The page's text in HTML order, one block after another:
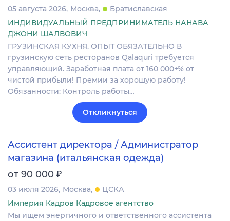
05 августа 2026 Москва
Братиславская
ИНДИВИДУАЛЬНЫЙ ПРЕДПРИНИМАТЕЛЬ НАНАВА
ДЖОНИ ШАЛВОВИЧ
ГРУЗИНСКАЯ КУХНЯ. ОПЫТ ОБЯЗАТЕЛЬНО В
грузинскую сеть ресторанов Qalaquri требуется
управляющий. Заработная плата от 160 000+% от
чистой прибыли! Премии за хорошую работу!
Обязанности: Контроль работы…
Откликнуться
Ассистент директора / Администратор
магазина (итальянская одежда)
от 90 000 ₽
03 июля 2026 Москва
ЦСКА
Империя Кадров Кадровое агентство
Мы ищем энергичного и ответственного ассистента